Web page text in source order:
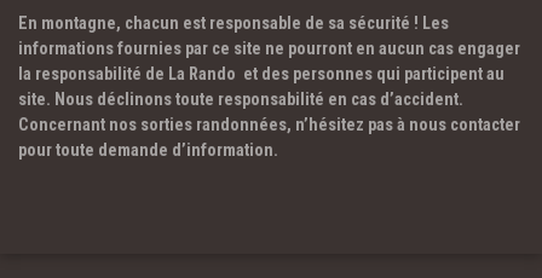
En montagne, chacun est responsable de sa sécurité ! Les
informations fournies par ce site ne pourront en aucun cas engager
la responsabilité de La Rando et des personnes qui participent au
site. Nous déclinons toute responsabilité en cas d’accident.
Concernant nos sorties randonnées, n’hésitez pas à nous contacter
pour toute demande d’information.